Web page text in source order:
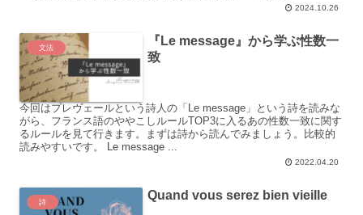
2024.10.26
文法
『Le message』から学ぶ性数一
致
今回はプレヴェールという詩人の「Le message」という詩を読みな
がら、フランス語のややこしルールTOP3に入るあの性数一致に関す
るルールを見て行きます。まずは詩から読んでみましょう。比較的
読みやすいです。 Le message ...
2022.04.20
詩 Quand vous serez bien vieille